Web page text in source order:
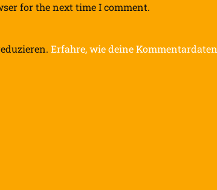
for the next time I comment.
Erfahre, wie deine Kommentardaten